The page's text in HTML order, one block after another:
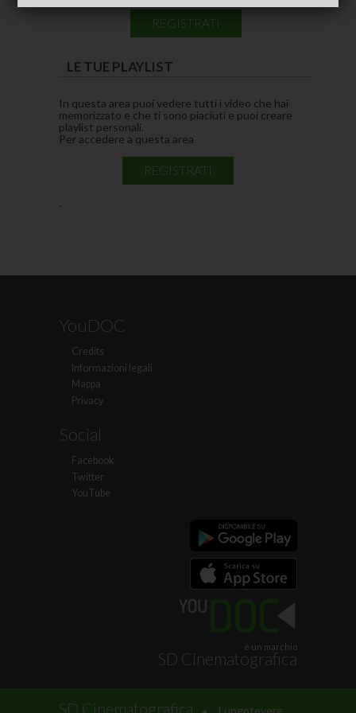
REGISTRATI
LE TUE PLAYLIST
In questa area puoi vedere tutti i video che hai
memorizzato e che ti sono piaciuti e puoi creare
playlist personali.
Per accedere a questa area
REGISTRATI
.
YouDOC
Credits
Informazioni legali
Mappa
Privacy
Social
Facebook
Twitter
YouTube
è un marchio
SD Cinematografica
SD Cinematografica .